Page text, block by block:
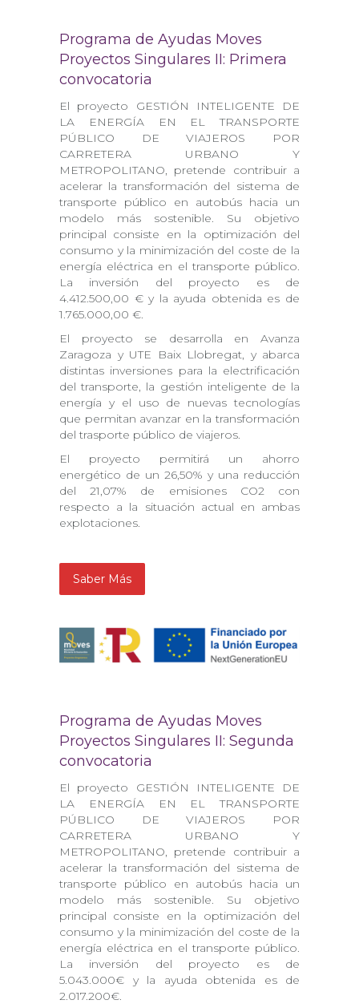
Programa de Ayudas Moves
Proyectos Singulares II: Primera
convocatoria
El proyecto GESTIÓN INTELIGENTE DE
LA ENERGÍA EN EL TRANSPORTE
PÚBLICO DE VIAJEROS POR
CARRETERA URBANO Y
METROPOLITANO, pretende contribuir a
acelerar la transformación del sistema de
transporte público en autobús hacia un
modelo más sostenible. Su objetivo
principal consiste en la optimización del
consumo y la minimización del coste de la
energía eléctrica en el transporte público.
La inversión del proyecto es de
4.412.500,00 € y la ayuda obtenida es de
1.765.000,00 €.
El proyecto se desarrolla en Avanza
Zaragoza y UTE Baix Llobregat, y abarca
distintas inversiones para la electrificación
del transporte, la gestión inteligente de la
energía y el uso de nuevas tecnologías
que permitan avanzar en la transformación
del trasporte público de viajeros.
El proyecto permitirá un ahorro
energético de un 26,50% y una reducción
del 21,07% de emisiones CO2 con
respecto a la situación actual en ambas
explotaciones.
Saber Más
Programa de Ayudas Moves
Proyectos Singulares II: Segunda
convocatoria
El proyecto GESTIÓN INTELIGENTE DE
LA ENERGÍA EN EL TRANSPORTE
PÚBLICO DE VIAJEROS POR
CARRETERA URBANO Y
METROPOLITANO, pretende contribuir a
acelerar la transformación del sistema de
transporte público en autobús hacia un
modelo más sostenible. Su objetivo
principal consiste en la optimización del
consumo y la minimización del coste de la
energía eléctrica en el transporte público.
La inversión del proyecto es de
5.043.000€ y la ayuda obtenida es de
2.017.200€.